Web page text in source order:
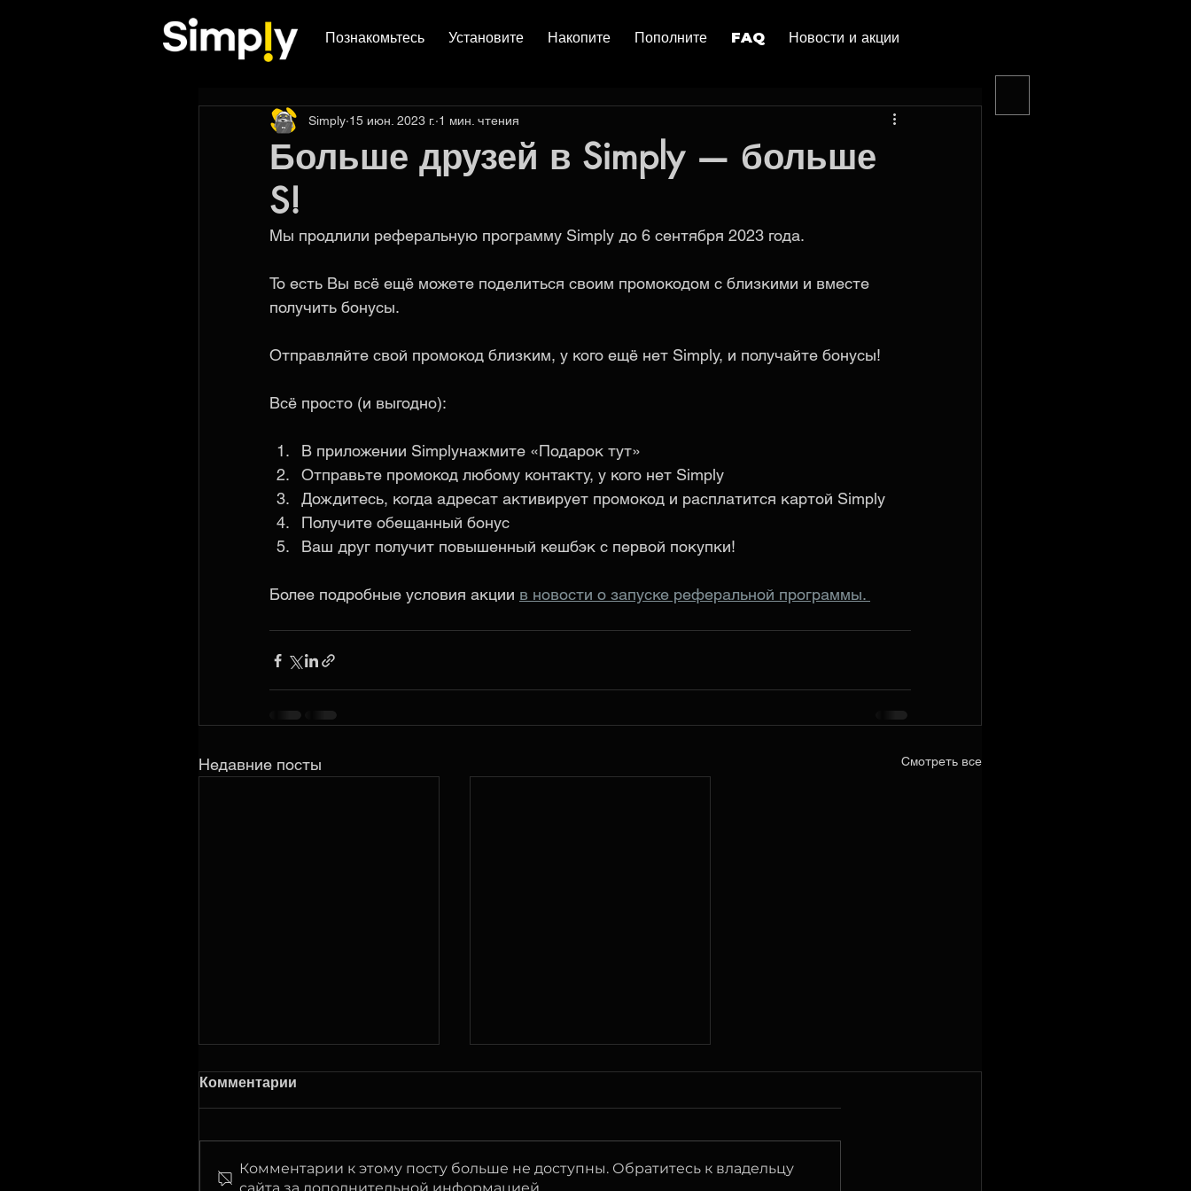
Познакомьтесь Установите Накопите Пополните FAQ Новости и акции
Больше друзей в Simply — больше
S!
Simply 15 июн. 2023 г. 1 мин. чтения
Мы продлили реферальную программу Simply до 6 сентября 2023 года.
То есть Вы всё ещё можете поделиться своим промокодом с близкими и вместе
получить бонусы.
Отправляйте свой промокод близким, у кого ещё нет Simply, и получайте бонусы!
Всё просто (и выгодно):
В приложении Simplyнажмите «Подарок тут»
Отправьте промокод любому контакту, у кого нет Simply
Дождитесь, когда адресат активирует промокод и расплатится картой Simply
Получите обещанный бонус
Ваш друг получит повышенный кешбэк с первой покупки!
Более подробные условия акции в новости о запуске реферальной программы.
Недавние посты Смотреть все
Плановые работы
Мы работаем над
плановых работ
Уведомление о смене
«КАЗЕВРОМОБАЙЛ» (БИН
Комментарии
Комментарии к этому посту больше не доступны. Обратитесь к владельцу